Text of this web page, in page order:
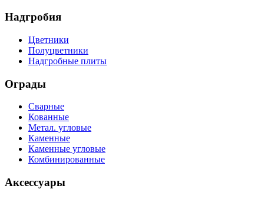
Надгробия
Цветники
Полуцветники
Надгробные плиты
Ограды
Сварные
Кованные
Метал. угловые
Каменные
Каменные угловые
Комбинированные
Аксессуары